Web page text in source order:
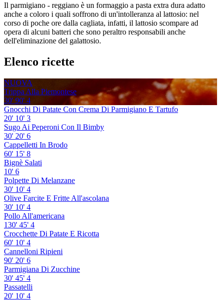
Il parmigiano - reggiano è un formaggio a pasta extra dura adatto
anche a coloro i quali soffrono di un'intolleranza al lattosio: nel
corso di poche ore dalla cagliata, infatti, il lattosio scompare ad
opera di alcuni batteri che sono peraltro responsabili anche
dell'eliminazione del galattosio.
Elenco ricette
NUOVA
Trippa Alla Piemontese
30' 90' 4
Gnocchi Di Patate Con Crema Di Parmigiano E Tartufo
20' 10' 3
Sugo Ai Peperoni Con Il Bimby
30' 20' 6
Cappelletti In Brodo
60' 15' 8
Bignè Salati
10' 6
Polpette Di Melanzane
30' 10' 4
Olive Farcite E Fritte All'ascolana
30' 10' 4
Pollo All'americana
130' 45' 4
Crocchette Di Patate E Ricotta
60' 10' 4
Cannelloni Ripieni
90' 20' 6
Parmigiana Di Zucchine
30' 45' 4
Passatelli
20' 10' 4